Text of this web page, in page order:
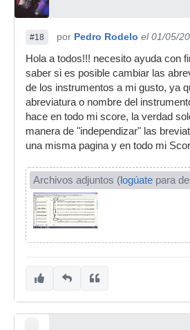
#18 por Pedro Rodelo el 01/05/
Hola a todos!!! necesito ayuda con
saber si es posible cambiar las
de los instrumentos a mi gusto, ya
abreviatura o nombre del
hace en todo mi score, la verdad
manera de "independizar" las
una misma pagina y en todo mi
Archivos adjuntos (logúate para